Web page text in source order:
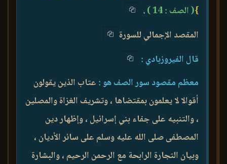
}( الصف : 14 )
.
المقصد الإجمالي للسورة
قال الفيروزبادي :
معظم مقصود سور الصف هو : عتاب الذين يقولون
أقوالا لا يعلمون بمقتضاها ، وتشريف الغزاة والمصلين
، والتنبيه على جفاء بني إسرائيل ، وإظهار دين
المصطفى صلى الله عليه وسلم على سائر الأديان ،
وبيان التجارة الرابحة مع الرحمن الرحيم ، والبشارة